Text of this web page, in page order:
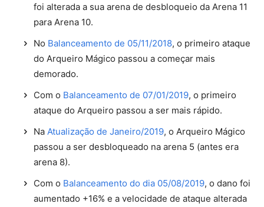
foi alterada a sua arena de desbloqueio da Arena 11
para Arena 10.
No Balanceamento de 05/11/2018, o primeiro ataque
do Arqueiro Mágico passou a começar mais
demorado.
Com o Balanceamento de 07/01/2019, o primeiro
ataque do Arqueiro passou a ser mais rápido.
Na Atualização de Janeiro/2019, o Arqueiro Mágico
passou a ser desbloqueado na arena 5 (antes era
arena 8).
Com o Balanceamento do dia 05/08/2019, o dano foi
aumentado +16% e a velocidade de ataque alterada